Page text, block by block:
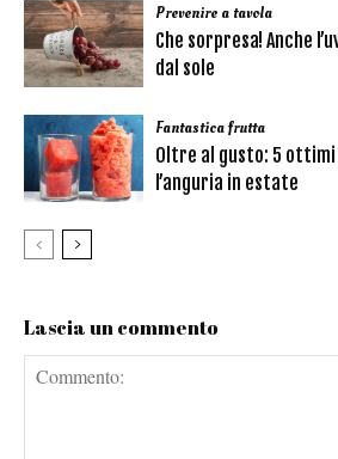
Prevenire a tavola
Che sorpresa! Anche
dal sole
Fantastica frutta
Oltre al gusto: 5
l’anguria in estate
Lascia un commento